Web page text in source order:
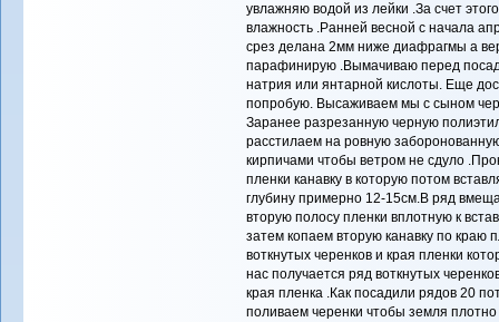
увлажняю водой из лейки .За счет
влажность .Ранней весной с начала
срез делана 2мм ниже диафрагмы а
парафинирую .Вымачиваю перед
натрия или янтарной кислоты. Еще
попробую. Высаживаем мы с сыном
Заранее разрезанную черную
расстилаем на ровную
кирпичами чтобы ветром не сдуло
пленки канавку в которую потом
глубину примерно 12-15см.В ряд
вторую полосу пленки вплотную к
затем копаем вторую канавку по
воткнутых черенков и края пленки
нас получается ряд воткнутых
края пленка .Как посадили рядов 20
поливаем черенки чтобы земля